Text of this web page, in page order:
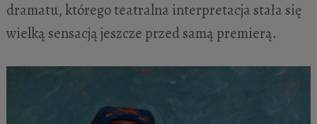
dramatu, którego teatralna interpretacja stała się
wielką sensacją jeszcze przed samą premierą.